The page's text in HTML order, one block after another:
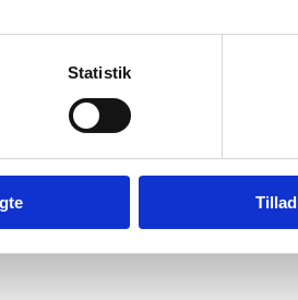
Statistik